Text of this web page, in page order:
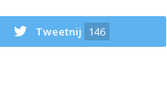
Tweetnij 146